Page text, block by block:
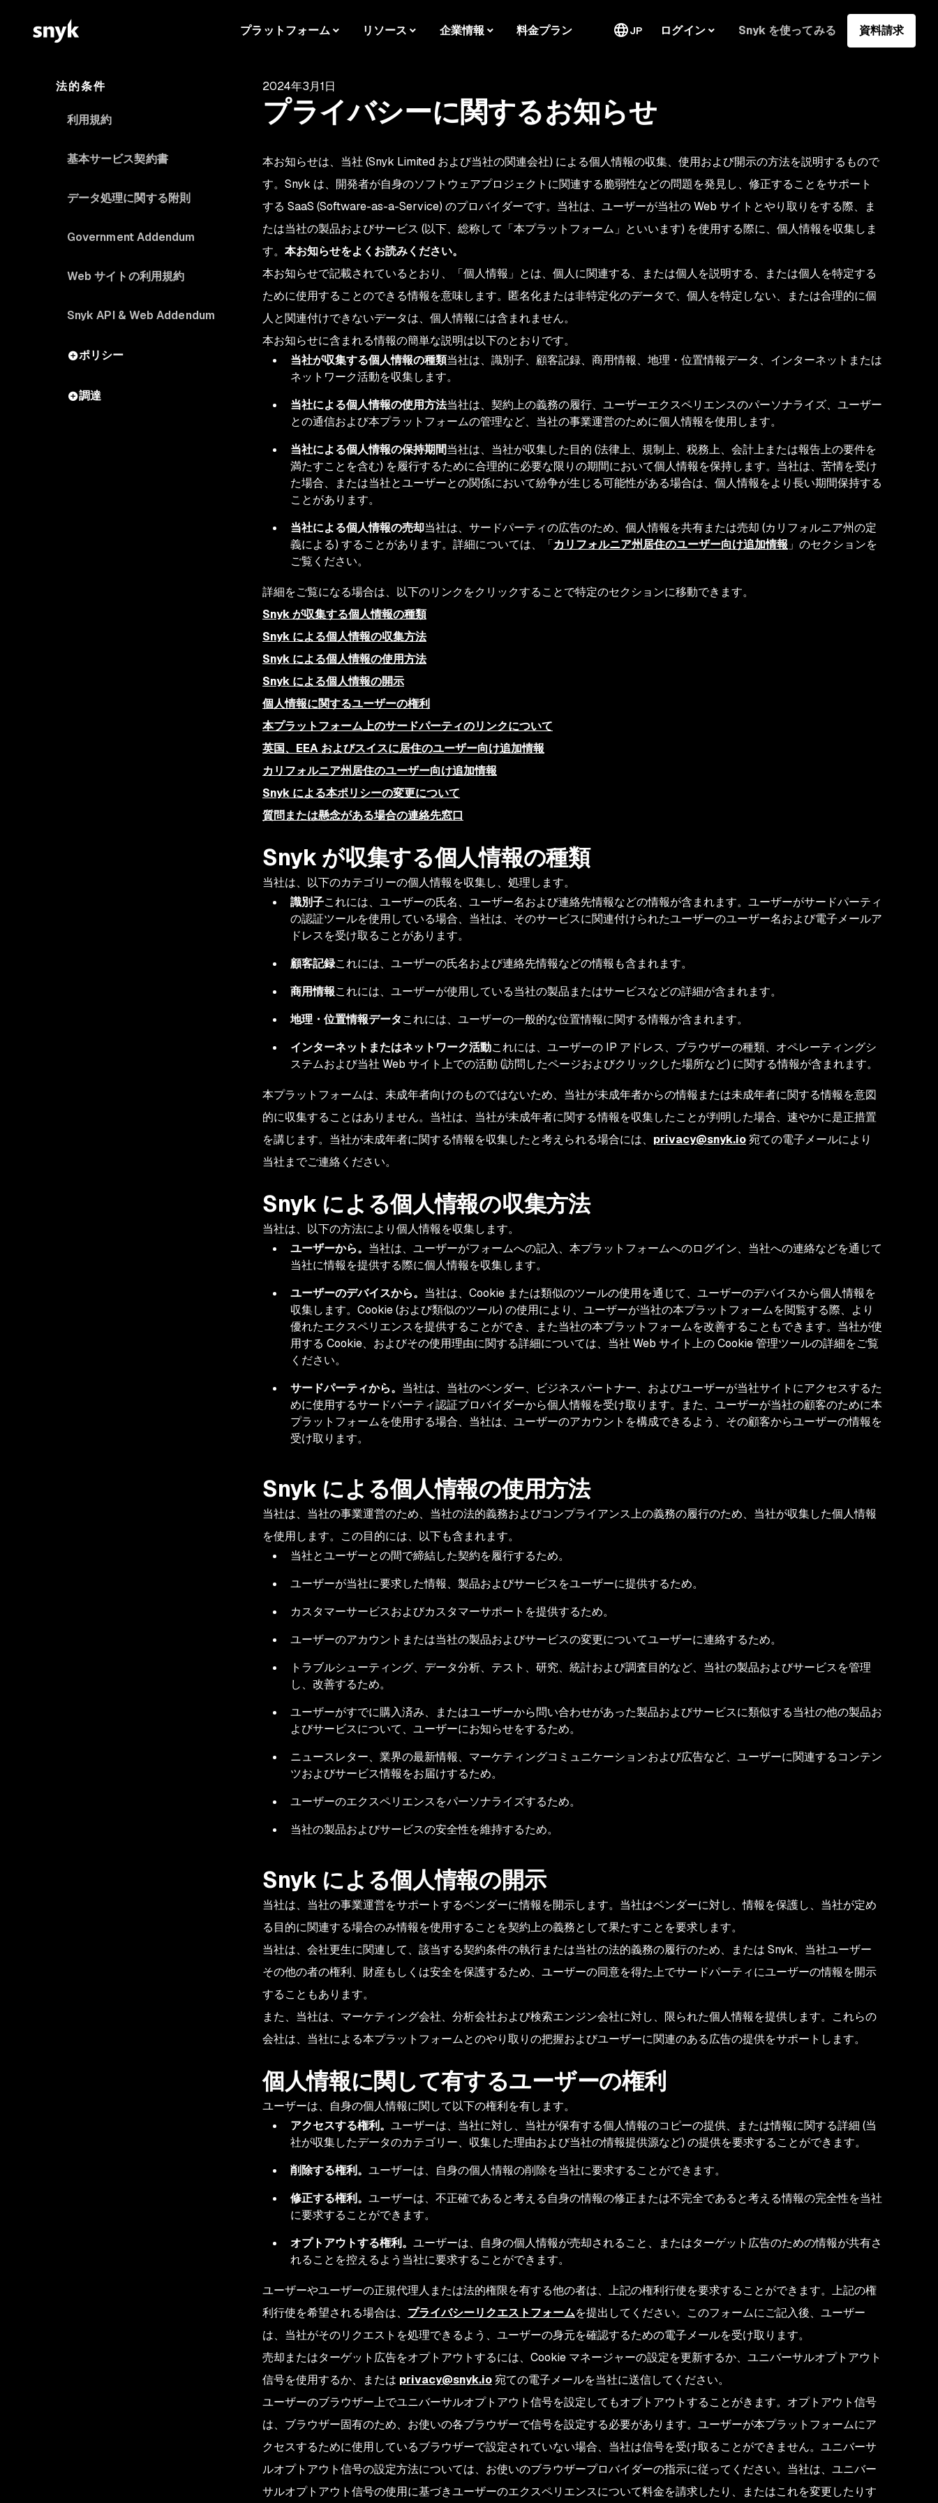
プラットフォーム リソース 企業情報 料金プラン JP ログイン Snyk を使ってみる 資料請求
法的条件
利用規約
基本サービス契約書
データ処理に関する附則
Government Addendum
Web サイトの利用規約
Snyk API & Web Addendum
ポリシー
調達
2024年3月1日
プライバシーに関するお知らせ
本お知らせは、当社 (Snyk Limited および当社の関連会社) による個人情報の収集、使用および開示の方法を説明するもので
す。Snyk は、開発者が自身のソフトウェアプロジェクトに関連する脆弱性などの問題を発見し、修正することをサポート
する SaaS (Software-as-a-Service) のプロバイダーです。当社は、ユーザーが当社の Web サイトとやり取りをする際、ま
たは当社の製品およびサービス (以下、総称して「本プラットフォーム」といいます) を使用する際に、個人情報を収集しま
す。 本お知らせをよくお読みください。
本お知らせで記載されているとおり、「個人情報」とは、個人に関連する、または個人を説明する、または個人を特定する
ために使用することのできる情報を意味します。匿名化または非特定化のデータで、個人を特定しない、または合理的に個
人と関連付けできないデータは、個人情報には含まれません。
本お知らせに含まれる情報の簡単な説明は以下のとおりです。
当社が収集する個人情報の種類当社は、識別子、顧客記録、商用情報、地理・位置情報データ、インターネットまたは
ネットワーク活動を収集します。
当社による個人情報の使用方法当社は、契約上の義務の履行、ユーザーエクスペリエンスのパーソナライズ、ユーザー
との通信および本プラットフォームの管理など、当社の事業運営のために個人情報を使用します。
当社による個人情報の保持期間当社は、当社が収集した目的 (法律上、規制上、税務上、会計上または報告上の要件を
満たすことを含む) を履行するために合理的に必要な限りの期間において個人情報を保持します。当社は、苦情を受け
た場合、または当社とユーザーとの関係において紛争が生じる可能性がある場合は、個人情報をより長い期間保持する
ことがあります。
当社による個人情報の売却当社は、サードパーティの広告のため、個人情報を共有または売却 (カリフォルニア州の定
義による) することがあります。詳細については、「カリフォルニア州居住のユーザー向け追加情報 」のセクションを
ご覧ください。
詳細をご覧になる場合は、以下のリンクをクリックすることで特定のセクションに移動できます。
Snyk が収集する個人情報の種類
Snyk による個人情報の収集方法
Snyk による個人情報の使用方法
Snyk による個人情報の開示
個人情報に関するユーザーの権利
本プラットフォーム上のサードパーティのリンクについて
英国、EEA およびスイスに居住のユーザー向け追加情報
カリフォルニア州居住のユーザー向け追加情報
Snyk による本ポリシーの変更について
質問または懸念がある場合の連絡先窓口
Snyk が収集する個人情報の種類
当社は、以下のカテゴリーの個人情報を収集し、処理します。
識別子これには、ユーザーの氏名、ユーザー名および連絡先情報などの情報が含まれます。ユーザーがサードパーティ
の認証ツールを使用している場合、当社は、そのサービスに関連付けられたユーザーのユーザー名および電子メールア
ドレスを受け取ることがあります。
顧客記録これには、ユーザーの氏名および連絡先情報などの情報も含まれます。
商用情報これには、ユーザーが使用している当社の製品またはサービスなどの詳細が含まれます。
地理・位置情報データこれには、ユーザーの一般的な位置情報に関する情報が含まれます。
インターネットまたはネットワーク活動これには、ユーザーの IP アドレス、ブラウザーの種類、オペレーティングシ
ステムおよび当社 Web サイト上での活動 (訪問したページおよびクリックした場所など) に関する情報が含まれます。
本プラットフォームは、未成年者向けのものではないため、当社が未成年者からの情報または未成年者に関する情報を意図
的に収集することはありません。当社は、当社が未成年者に関する情報を収集したことが判明した場合、速やかに是正措置
を講じます。当社が未成年者に関する情報を収集したと考えられる場合には、 privacy@snyk.io宛ての電子メールにより
当社までご連絡ください。
Snyk による個人情報の収集方法
当社は、以下の方法により個人情報を収集します。
ユーザーから。 当社は、ユーザーがフォームへの記入、本プラットフォームへのログイン、当社への連絡などを通じて
当社に情報を提供する際に個人情報を収集します。
ユーザーのデバイスから。 当社は、Cookie または類似のツールの使用を通じて、ユーザーのデバイスから個人情報を
収集します。Cookie (および類似のツール) の使用により、ユーザーが当社の本プラットフォームを閲覧する際、より
優れたエクスペリエンスを提供することができ、また当社の本プラットフォームを改善することもできます。当社が使
用する Cookie、およびその使用理由に関する詳細については、当社 Web サイト上の Cookie 管理ツールの詳細をご覧
ください。
サードパーティから。 当社は、当社のベンダー、ビジネスパートナー、およびユーザーが当社サイトにアクセスするた
めに使用するサードパーティ認証プロバイダーから個人情報を受け取ります。また、ユーザーが当社の顧客のために本
プラットフォームを使用する場合、当社は、ユーザーのアカウントを構成できるよう、その顧客からユーザーの情報を
受け取ります。
Snyk による個人情報の使用方法
当社は、当社の事業運営のため、当社の法的義務およびコンプライアンス上の義務の履行のため、当社が収集した個人情報
を使用します。この目的には、以下も含まれます。
当社とユーザーとの間で締結した契約を履行するため。
ユーザーが当社に要求した情報、製品およびサービスをユーザーに提供するため。
カスタマーサービスおよびカスタマーサポートを提供するため。
ユーザーのアカウントまたは当社の製品およびサービスの変更についてユーザーに連絡するため。
トラブルシューティング、データ分析、テスト、研究、統計および調査目的など、当社の製品およびサービスを管理
し、改善するため。
ユーザーがすでに購入済み、またはユーザーから問い合わせがあった製品およびサービスに類似する当社の他の製品お
よびサービスについて、ユーザーにお知らせをするため。
ニュースレター、業界の最新情報、マーケティングコミュニケーションおよび広告など、ユーザーに関連するコンテン
ツおよびサービス情報をお届けするため。
ユーザーのエクスペリエンスをパーソナライズするため。
当社の製品およびサービスの安全性を維持するため。
Snyk による個人情報の開示
当社は、当社の事業運営をサポートするベンダーに情報を開示します。当社はベンダーに対し、情報を保護し、当社が定め
る目的に関連する場合のみ情報を使用することを契約上の義務として果たすことを要求します。
当社は、会社更生に関連して、該当する契約条件の執行または当社の法的義務の履行のため、または Snyk、当社ユーザー
その他の者の権利、財産もしくは安全を保護するため、ユーザーの同意を得た上でサードパーティにユーザーの情報を開示
することもあります。
また、当社は、マーケティング会社、分析会社および検索エンジン会社に対し、限られた個人情報を提供します。これらの
会社は、当社による本プラットフォームとのやり取りの把握およびユーザーに関連のある広告の提供をサポートします。
個人情報に関して有するユーザーの権利
ユーザーは、自身の個人情報に関して以下の権利を有します。
アクセスする権利。 ユーザーは、当社に対し、当社が保有する個人情報のコピーの提供、または情報に関する詳細 (当
社が収集したデータのカテゴリー、収集した理由および当社の情報提供源など) の提供を要求することができます。
削除する権利。 ユーザーは、自身の個人情報の削除を当社に要求することができます。
修正する権利。 ユーザーは、不正確であると考える自身の情報の修正または不完全であると考える情報の完全性を当社
に要求することができます。
オプトアウトする権利。 ユーザーは、自身の個人情報が売却されること、またはターゲット広告のための情報が共有さ
れることを控えるよう当社に要求することができます。
ユーザーやユーザーの正規代理人または法的権限を有する他の者は、上記の権利行使を要求することができます。上記の権
利行使を希望される場合は、 プライバシーリクエストフォームを提出してください。このフォームにご記入後、ユーザー
は、当社がそのリクエストを処理できるよう、ユーザーの身元を確認するための電子メールを受け取ります。
売却またはターゲット広告をオプトアウトするには、Cookie マネージャーの設定を更新するか、ユニバーサルオプトアウト
信号を使用するか、または privacy@snyk.io宛ての電子メールを当社に送信してください。
ユーザーのブラウザー上でユニバーサルオプトアウト信号を設定してもオプトアウトすることがきます。オプトアウト信号
は、ブラウザー固有のため、お使いの各ブラウザーで信号を設定する必要があります。ユーザーが本プラットフォームにア
クセスするために使用しているブラウザーで設定されていない場合、当社は信号を受け取ることができません。ユニバーサ
ルオプトアウト信号の設定方法については、お使いのブラウザープロバイダーの指示に従ってください。当社は、ユニバー
サルオプトアウト信号の使用に基づきユーザーのエクスペリエンスについて料金を請求したり、またはこれを変更したりす